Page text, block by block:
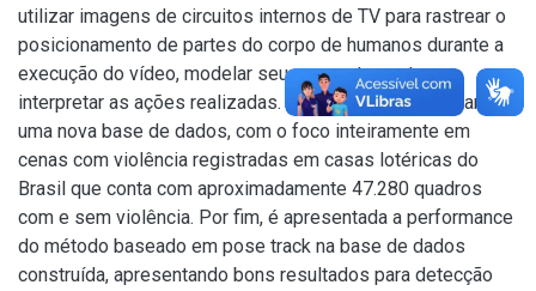
utilizar imagens de circuitos internos de TV para rastrear o
posicionamento de partes do corpo de humanos durante a
execução do vídeo, modelar seu comportamento e
interpretar as ações realizadas. Além disso, apresentamos
uma nova base de dados, com o foco inteiramente em
cenas com violência registradas em casas lotéricas do
Brasil que conta com aproximadamente 47.280 quadros
com e sem violência. Por fim, é apresentada a performance
do método baseado em pose track na base de dados
construída, apresentando bons resultados para detecção